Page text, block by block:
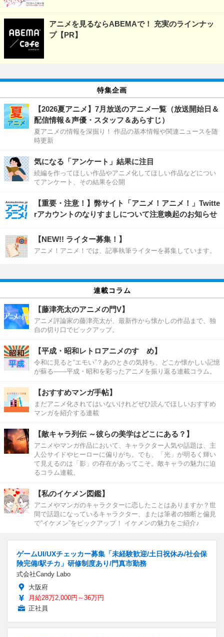
アニメを見るならABEMAで！ 充実のラインナッ
プ【PR】
特集企画
【2026夏アニメ】7月放送のアニメ一覧（放送開始日＆
配信情報＆声優・スタッフ＆あらすじ）
夏アニメの情報を深掘り！ 作品の基本情報や関連ニュースを随
時更新
気になる「アンケート」結果に注目
続編を作ってほしい作品やアニメ化してほしい作品などについ
てアンケート、その結果を公開
【重要・注意！】弊サイト「アニメ！アニメ！」Twitte
rアカウントのなりすましについて注意喚起のお知らせ
【NEW!! ライター募集！】
アニメ！アニメ！では、記事執筆ライターを募集しています。
連載コラム
【藤津亮太のアニメの門V】
アニメ評論家の藤津亮太が、最新作から懐かしの作品まで、独
自の切り口でピックアップ。
【平成・昭和レトロアニメのすゝめ】
令和に見ると“エモい”？あのときの気持ち、どこか懐かしい記憶
が蘇る――平成・昭和を彩ったアニメを振り返る連載コラム。
【おすすめマンガ手帖】
まだアニメ化されてはいないけれどぜひ読んでほしいおすすめ
マンガを紹介する連載
【敵キャラ列伝 ～彼らの美学はどこにある？】
アニメやマンガ作品において、キャラクター人気や話題は、主
人公サイドやヒーローに偏りがち。でも、「光」が明るく輝い
て見えるのは「影」の存在があってこそ。敵キャラの魅力に迫
るコラム連載。
【私のイケメン図鑑】
アニメやマンガのキャラクターに恋したことはありますか？世
間で話題になっているキャラクター、または筆者の独断と偏見
で“イケメン”をピックアップ！ イケメンの魅力をご紹介♪
ゲームUI/UXチェッカー募集「未経験歓迎/土日祝休み/社会保
険完備/駅チカ」研修制度あり/門真市勤務
式会社Candy Labo
大阪府
月給28万2,000円～36万円
正社員